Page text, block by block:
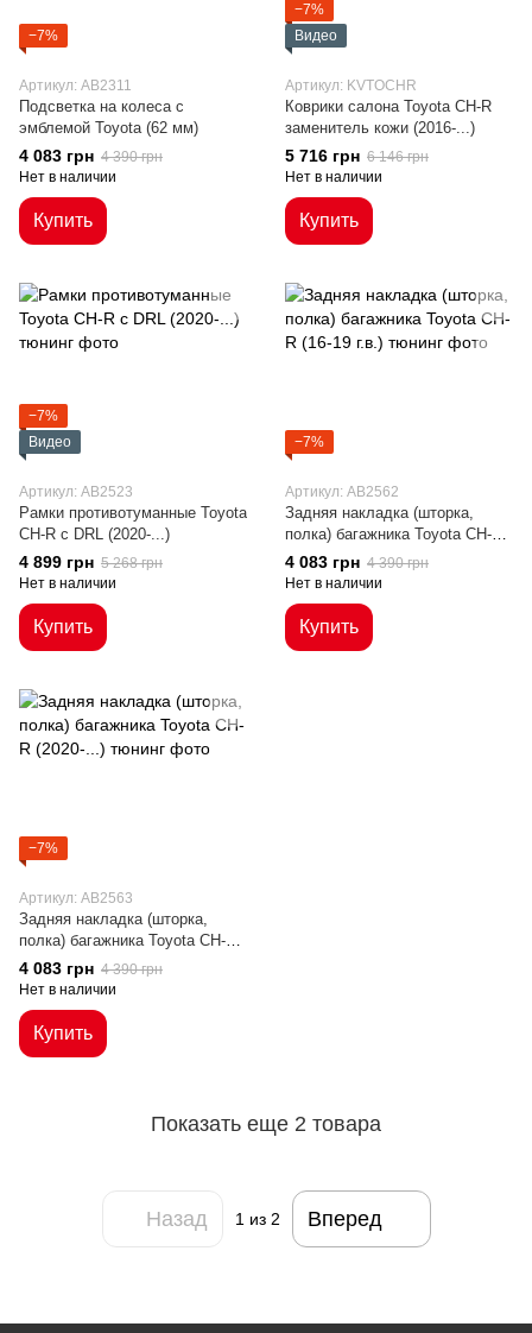
−7%
Артикул: AB2311
Подсветка на колеса с
эмблемой Toyota (62 мм)
4 083 грн 4 390 грн
Нет в наличии
Купить
−7%
Видео
Артикул: KVTOCHR
Коврики салона Toyota CH-R
заменитель кожи (2016-...)
5 716 грн 6 146 грн
Нет в наличии
Купить
−7%
Видео
Артикул: AB2523
Рамки противотуманные Toyota
CH-R с DRL (2020-...)
4 899 грн 5 268 грн
Нет в наличии
Купить
−7%
Артикул: AB2562
Задняя накладка (шторка,
полка) багажника Toyota CH-R
(16-19 г.в.)
4 083 грн 4 390 грн
Нет в наличии
Купить
−7%
Артикул: AB2563
Задняя накладка (шторка,
полка) багажника Toyota CH-R
(2020-...)
4 083 грн 4 390 грн
Нет в наличии
Купить
Показать еще 2 товара
Назад 1 из 2 Вперед